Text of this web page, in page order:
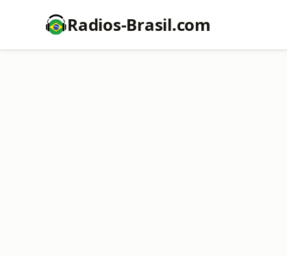
Radios-Brasil.com